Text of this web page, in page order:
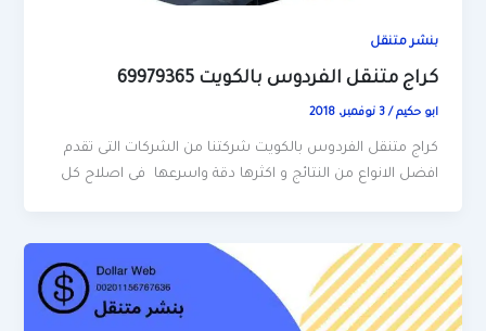
بنشر متنقل
كراج متنقل الفردوس بالكويت 69979365
ابو حكيم/3 نوفمبر، 2018
كراج متنقل الفردوس بالكويت شركتنا من الشركات التى تقدم
افضل الانواع من النتائج و اكثرها دقة واسرعها فى اصلاح كل